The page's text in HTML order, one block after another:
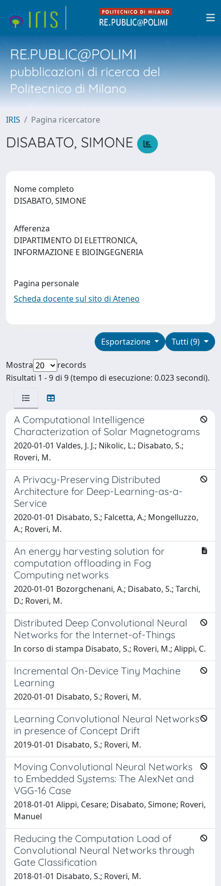
RE.PUBLIC@POLIMI
pubblicazioni di ricerca del
Politecnico di Milano
IRIS Pagina ricercatore
DISABATO, SIMONE
Nome completo
DISABATO, SIMONE
Afferenza
DIPARTIMENTO DI ELETTRONICA,
INFORMAZIONE E BIOINGEGNERIA
Pagina personale
Scheda docente sul sito di Ateneo
Tutti (9)
Esportazione
Mostra
records
Risultati 1 - 9 di 9 (tempo di esecuzione: 0.023 secondi).
A Computational Intelligence
Characterization of Solar Magnetograms
2020-01-01 Valdes, J. J.; Nikolic, L.; Disabato, S.;
Roveri, M.
A Privacy-Preserving Distributed
Architecture for Deep-Learning-as-a-
Service
2020-01-01 Disabato, S.; Falcetta, A.; Mongelluzzo,
A.; Roveri, M.
An energy harvesting solution for
computation offloading in Fog
Computing networks
2020-01-01 Bozorgchenani, A.; Disabato, S.; Tarchi,
D.; Roveri, M.
Distributed Deep Convolutional Neural
Networks for the Internet-of-Things
In corso di stampa Disabato, S.; Roveri, M.; Alippi, C.
Incremental On-Device Tiny Machine
Learning
2020-01-01 Disabato, S.; Roveri, M.
Learning Convolutional Neural Networks
in presence of Concept Drift
2019-01-01 Disabato, S.; Roveri, M.
Moving Convolutional Neural Networks
to Embedded Systems: The AlexNet and
VGG-16 Case
2018-01-01 Alippi, Cesare; Disabato, Simone; Roveri,
Manuel
Reducing the Computation Load of
Convolutional Neural Networks through
Gate Classification
2018-01-01 Disabato, S.; Roveri, M.